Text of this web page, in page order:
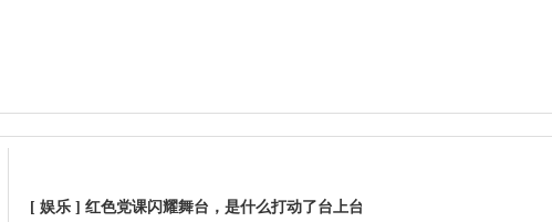
[ 娱乐 ] 红色党课闪耀舞台，是什么打动了台上台下的年轻人？